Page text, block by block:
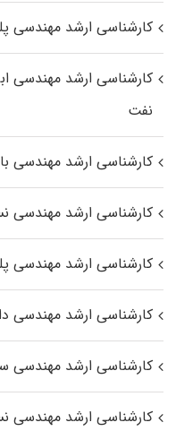
کارشناسی ارشد مهندسی
کارشناسی ارشد مهندسی
نفت
کارشناسی ارشد مهندسی
کارشناسی ارشد مهندسی
کارشناسی ارشد مهندسی
کارشناسی ارشد مهندسی
کارشناسی ارشد مهندسی
کارشناسی ارشد مهندسی